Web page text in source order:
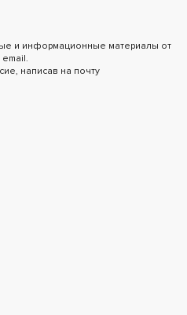
и информационные материалы от
написав на почту